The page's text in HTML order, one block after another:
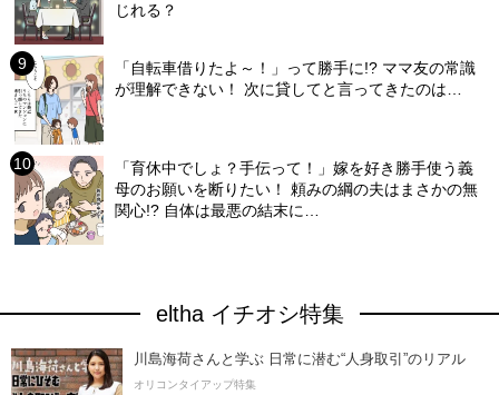
じれる？
「自転車借りたよ～！」って勝手に!? ママ友の常識
が理解できない！ 次に貸してと言ってきたのは…
「育休中でしょ？手伝って！」嫁を好き勝手使う義
母のお願いを断りたい！ 頼みの綱の夫はまさかの無
関心!? 自体は最悪の結末に…
eltha イチオシ特集
川島海荷さんと学ぶ 日常に潜む“人身取引”のリアル
オリコンタイアップ特集